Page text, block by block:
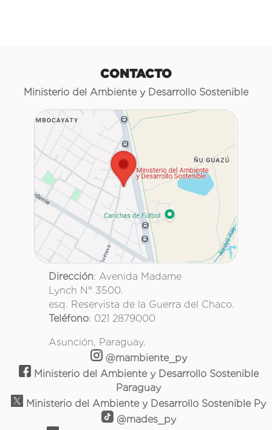
CONTACTO
Ministerio del Ambiente y Desarrollo Sostenible
Dirección: Avenida Madame
Lynch N° 3500.
esq. Reservista de la Guerra del Chaco.
Teléfono: 021 2879000
Asunción, Paraguay.
@mambiente_py
Ministerio del Ambiente y Desarrollo Sostenible
Paraguay
Ministerio del Ambiente y Desarrollo Sostenible Py
@mades_py